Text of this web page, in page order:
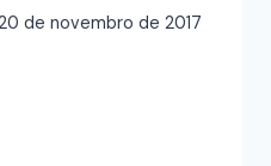
de novembro de 2017